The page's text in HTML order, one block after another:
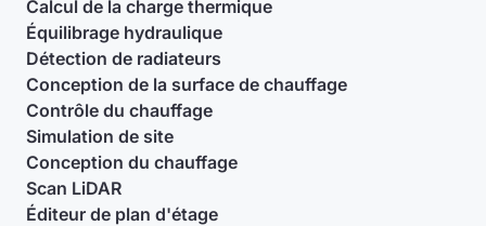
Calcul de la charge thermique
Équilibrage hydraulique
Détection de radiateurs
Conception de la surface de chauffage
Contrôle du chauffage
Simulation de site
Conception du chauffage
Scan LiDAR
Éditeur de plan d'étage